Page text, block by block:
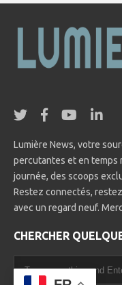
Lumière News, votre
percutantes et en temps
journée, des scoops
Restez connectés,
avec un regard neuf.
CHERCHER